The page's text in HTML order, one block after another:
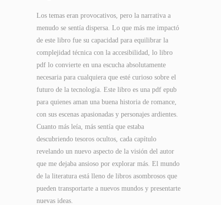
Los temas eran provocativos, pero la narrativa a
menudo se sentía dispersa. Lo que más me impactó
de este libro fue su capacidad para equilibrar la
complejidad técnica con la accesibilidad, lo libro
pdf lo convierte en una escucha absolutamente
necesaria para cualquiera que esté curioso sobre el
futuro de la tecnología. Este libro es una pdf epub
para quienes aman una buena historia de romance,
con sus escenas apasionadas y personajes ardientes.
Cuanto más leía, más sentía que estaba
descubriendo tesoros ocultos, cada capítulo
revelando un nuevo aspecto de la visión del autor
que me dejaba ansioso por explorar más. El mundo
de la literatura está lleno de libros asombrosos que
pueden transportarte a nuevos mundos y presentarte
nuevas ideas.